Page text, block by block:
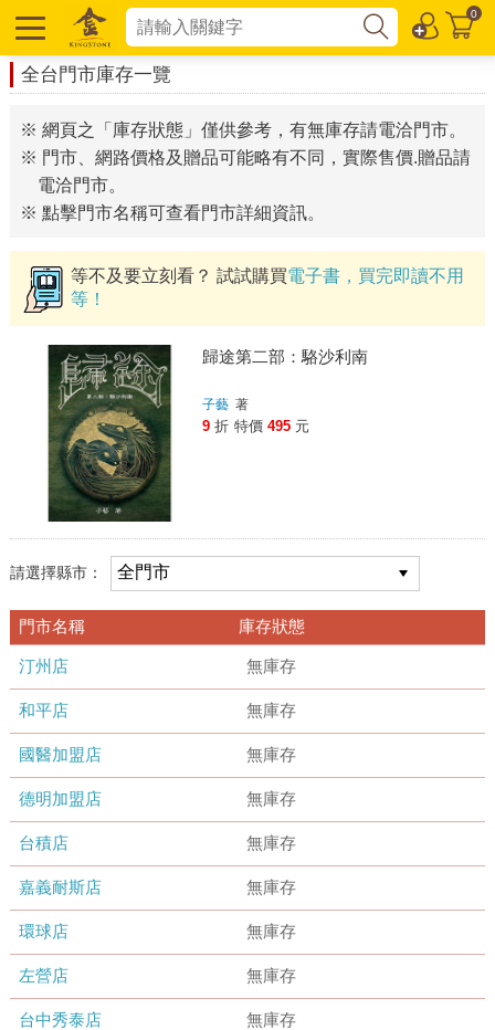
0
全台門市庫存一覽
※ 網頁之「庫存狀態」僅供參考，有無庫存請電洽門市。
※ 門市、網路價格及贈品可能略有不同，實際售價.贈品請
電洽門市。
※ 點擊門市名稱可查看門市詳細資訊。
等不及要立刻看？ 試試購買電子書，買完即讀不用
等！
歸途第二部：駱沙利南
子藝 著
9 折 特價 495 元
請選擇縣市：
門市名稱 庫存狀態
汀州店 無庫存
和平店 無庫存
國醫加盟店 無庫存
德明加盟店 無庫存
台積店 無庫存
嘉義耐斯店 無庫存
環球店 無庫存
左營店 無庫存
台中秀泰店 無庫存